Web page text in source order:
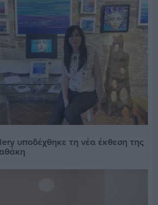
υποδέχθηκε τη νέα έκθεση της